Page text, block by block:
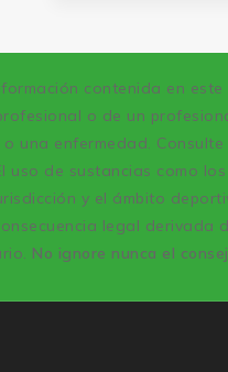
contenida en
o de un
una enfermedad.
uso de sustancias como
y el ámbito
legal derivada
No ignore nunca el